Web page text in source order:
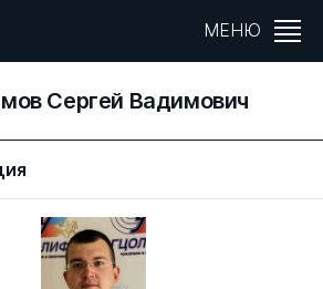
МЕНЮ
Сергей Вадимович